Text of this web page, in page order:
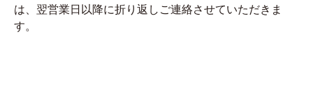
は、翌営業日以降に折り返しご連絡させていただきま
す。